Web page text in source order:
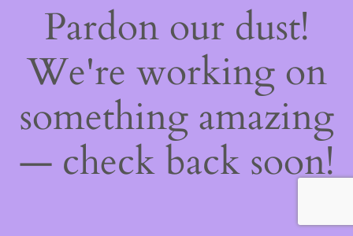
Pardon our dust!
We're working on
something amazing
— check back soon!